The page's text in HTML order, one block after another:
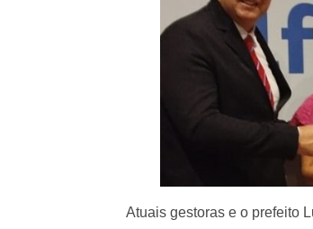
Atuais gestoras e o prefeito